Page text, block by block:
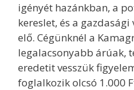
igényét hazánkban, a
kereslet, és a gazdasági
elő. Cégünknél a
legalacsonyabb árúak,
eredetit vesszük
foglalkozik olcsó 1.000